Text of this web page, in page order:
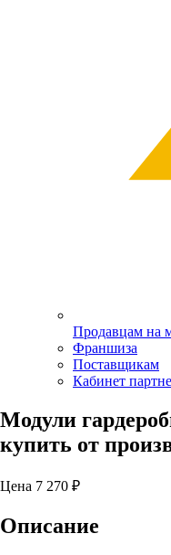
Продавцам на
Франшиза
Поставщикам
Кабинет
Модули
купить от
Цена 7 270 ₽
Описание